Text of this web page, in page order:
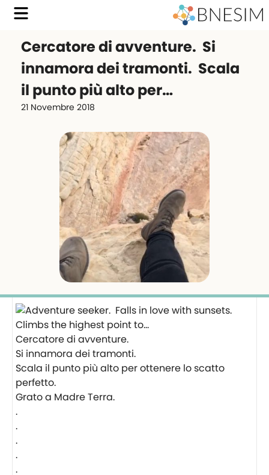
Cercatore di avventure. ️ Si
innamora dei tramonti. ️ Scala
il punto più alto per…
21 Novembre 2018
Cercatore di avventure.
Si innamora dei tramonti.
Scala il punto più alto per ottenere lo scatto
perfetto.
Grato a Madre Terra.
.
.
.
.
.